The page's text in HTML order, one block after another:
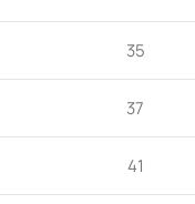
35
37
41